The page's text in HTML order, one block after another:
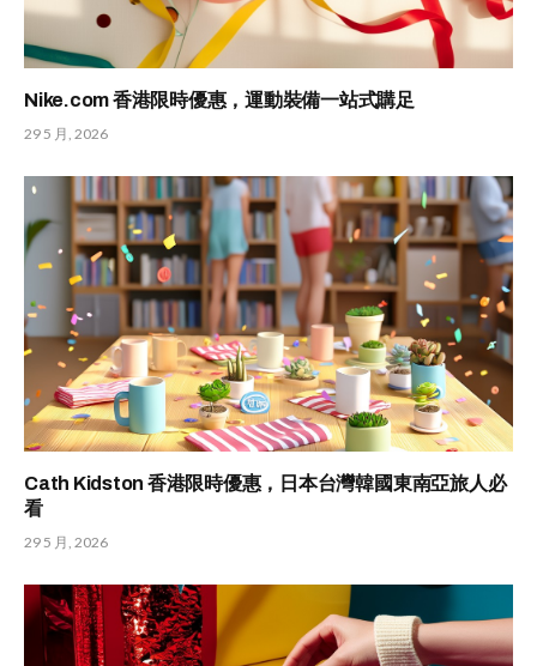
Nike.com 香港限時優惠，運動裝備一站式購足
29 5 月, 2026
Cath Kidston 香港限時優惠，日本台灣韓國東南亞旅人必
看
29 5 月, 2026